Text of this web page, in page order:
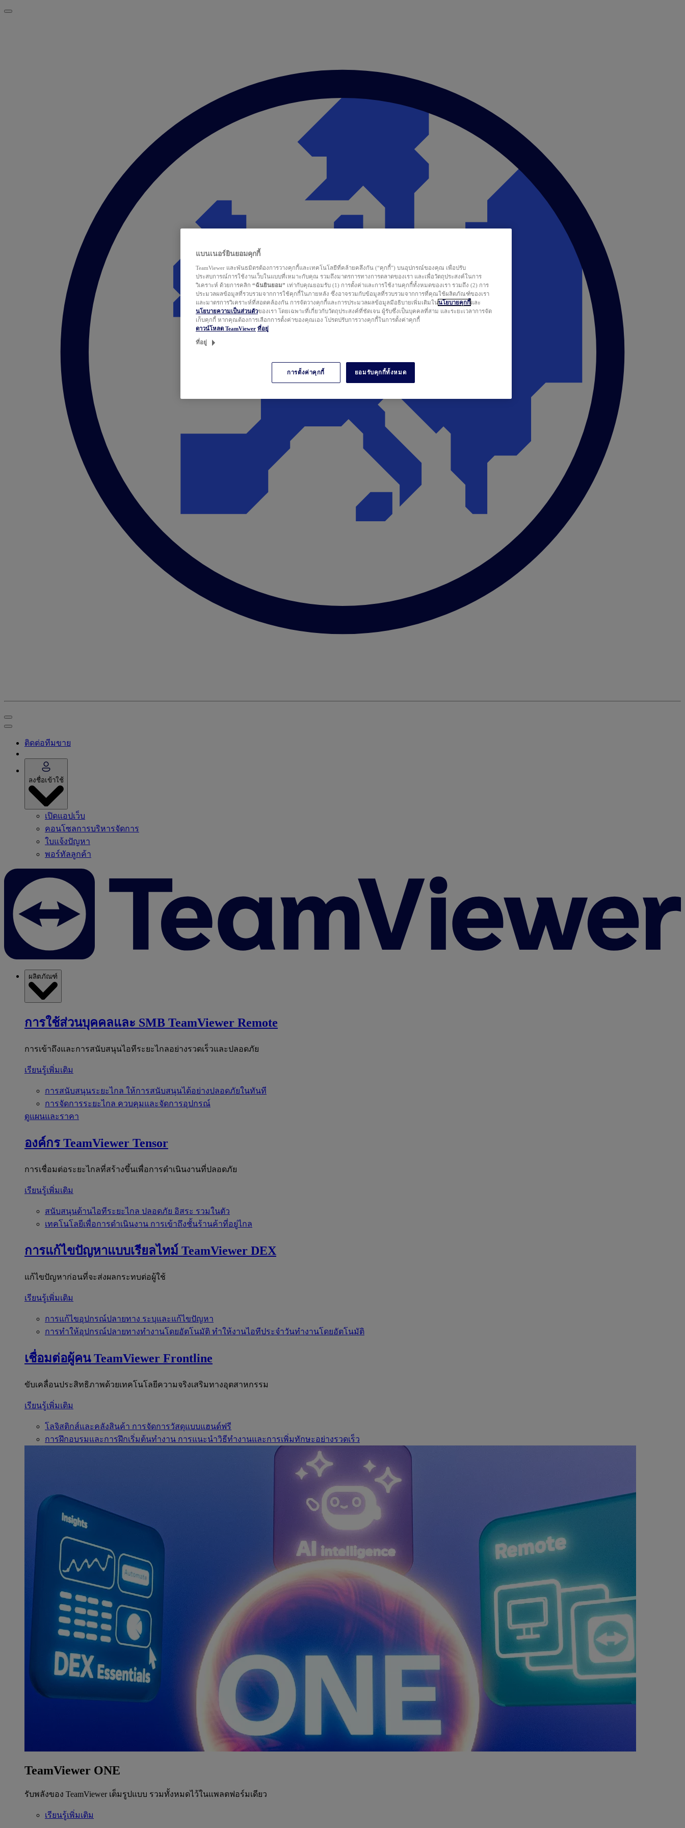
ติดต่อทีมขาย
ลงชื่อเข้าใช้
เปิดแอปเว็บ
คอนโซลการบริหารจัดการ
ใบแจ้งปัญหา
พอร์ทัลลูกค้า
ผลิตภัณฑ์
การใช้ส่วนบุคคลและ SMB TeamViewer Remote
การเข้าถึงและการสนับสนุนไอทีระยะไกลอย่างรวดเร็วและปลอดภัย
เรียนรู้เพิ่มเติม
การสนับสนุนระยะไกล ให้การสนับสนุนได้อย่างปลอดภัยในทันที
การจัดการระยะไกล ควบคุมและจัดการอุปกรณ์
ดูแผนและราคา
องค์กร TeamViewer Tensor
การเชื่อมต่อระยะไกลที่สร้างขึ้นเพื่อการดำเนินงานที่ปลอดภัย
เรียนรู้เพิ่มเติม
สนับสนุนด้านไอทีระยะไกล ปลอดภัย อิสระ รวมในตัว
เทคโนโลยีเพื่อการดำเนินงาน การเข้าถึงชั้นร้านค้าที่อยู่ไกล
การแก้ไขปัญหาแบบเรียลไทม์ TeamViewer DEX
แก้ไขปัญหาก่อนที่จะส่งผลกระทบต่อผู้ใช้
เรียนรู้เพิ่มเติม
การแก้ไขอุปกรณ์ปลายทาง ระบุและแก้ไขปัญหา
การทำให้อุปกรณ์ปลายทางทำงานโดยอัตโนมัติ ทำให้งานไอทีประจำวันทำงานโดยอัตโนมัติ
เชื่อมต่อผู้คน TeamViewer Frontline
ขับเคลื่อนประสิทธิภาพด้วยเทคโนโลยีความจริงเสริมทางอุตสาหกรรม
เรียนรู้เพิ่มเติม
โลจิสติกส์และคลังสินค้า การจัดการวัสดุแบบแฮนด์ฟรี
การฝึกอบรมและการฝึกเริ่มต้นทำงาน การแนะนำวิธีทำงานและการเพิ่มทักษะอย่างรวดเร็ว
TeamViewer ONE
รับพลังของ TeamViewer เต็มรูปแบบ รวมทั้งหมดไว้ในแพลตฟอร์มเดียว
เรียนรู้เพิ่มเติม
แบนเนอร์ยินยอมคุกกี้
TeamViewer และพันธมิตรต้องการวางคุกกี้และเทคโนโลยีที่คล้ายคลึงกัน (“คุกกี้”) บนอุปกรณ์ของคุณ เพื่อปรับ
ประสบการณ์การใช้งานเว็บในแบบที่เหมาะกับคุณ รวมถึงมาตรการทางการตลาดของเรา และเพื่อวัตถุประสงค์ในการ
วิเคราะห์ ด้วยการคลิก “ฉันยินยอม” เท่ากับคุณยอมรับ (1) การตั้งค่าและการใช้งานคุกกี้ทั้งหมดของเรา รวมถึง (2) การ
ประมวลผลข้อมูลที่รวบรวมจากการใช้คุกกี้ในภายหลัง ซึ่งอาจรวมกับข้อมูลที่รวบรวมจากการที่คุณใช้ผลิตภัณฑ์ของเรา
และมาตรการวิเคราะห์ที่สอดคล้องกัน การจัดวางคุกกี้และการประมวลผลข้อมูลมีอธิบายเพิ่มเติมในนโยบายคุกกี้และ
นโยบายความเป็นส่วนตัวของเรา โดยเฉพาะที่เกี่ยวกับวัตถุประสงค์ที่ชัดเจน ผู้รับซึ่งเป็นบุคคลที่สาม และระยะเวลาการจัด
เก็บคุกกี้ หากคุณต้องการเลือกการตั้งค่าของคุณเอง โปรดปรับการวางคุกกี้ในการตั้งค่าคุกกี้
ดาวน์โหลด TeamViewer ที่อยู่
ที่อยู่
การตั้งค่าคุกกี้ ยอมรับคุกกี้ทั้งหมด